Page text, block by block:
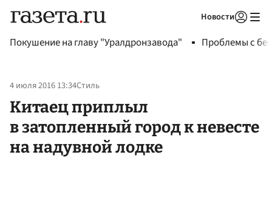
Новости
Покушение на главу "Уралдронзавода" Проблемы с
4 июля 2016 13:34Стиль
Китаец приплыл
в затопленный город к невесте
на надувной лодке